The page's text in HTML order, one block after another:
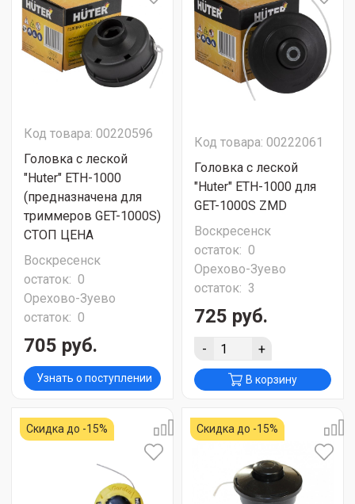
Код товара: 00220596
Головка с леской
"Huter" ETH-1000
(предназначена для
триммеров GET-1000S)
СТОП ЦЕНА
Воскресенск
остаток: 0
Орехово-Зуево
остаток: 0
705 руб.
Узнать о поступлении
Код товара: 00222061
Головка с леской
"Huter" ETH-1000 для
GET-1000S ZMD
Воскресенск
остаток: 0
Орехово-Зуево
остаток: 3
725 руб.
- +
В корзину
Скидка до -15% Скидка до -15%